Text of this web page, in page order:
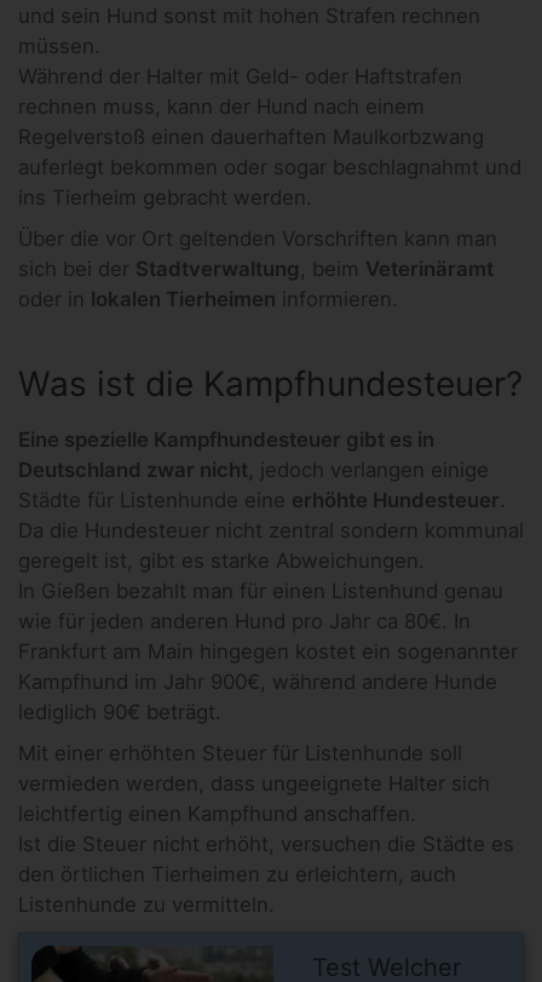
und sein Hund sonst mit hohen Strafen rechnen
müssen.
Während der Halter mit Geld- oder Haftstrafen
rechnen muss, kann der Hund nach einem
Regelverstoß einen dauerhaften Maulkorbzwang
auferlegt bekommen oder sogar beschlagnahmt und
ins Tierheim gebracht werden.
Über die vor Ort geltenden Vorschriften kann man
sich bei der Stadtverwaltung , beim Veterinäramt
oder in lokalen Tierheimen informieren.
Was ist die Kampfhundesteuer?
Eine spezielle Kampfhundesteuer gibt es in
Deutschland zwar nicht, jedoch verlangen einige
Städte für Listenhunde eine erhöhte Hundesteuer.
Da die Hundesteuer nicht zentral sondern kommunal
geregelt ist, gibt es starke Abweichungen.
In Gießen bezahlt man für einen Listenhund genau
wie für jeden anderen Hund pro Jahr ca 80€. In
Frankfurt am Main hingegen kostet ein sogenannter
Kampfhund im Jahr 900€, während andere Hunde
lediglich 90€ beträgt.
Mit einer erhöhten Steuer für Listenhunde soll
vermieden werden, dass ungeeignete Halter sich
leichtfertig einen Kampfhund anschaffen.
Ist die Steuer nicht erhöht, versuchen die Städte es
den örtlichen Tierheimen zu erleichtern, auch
Listenhunde zu vermitteln.
Test Welcher